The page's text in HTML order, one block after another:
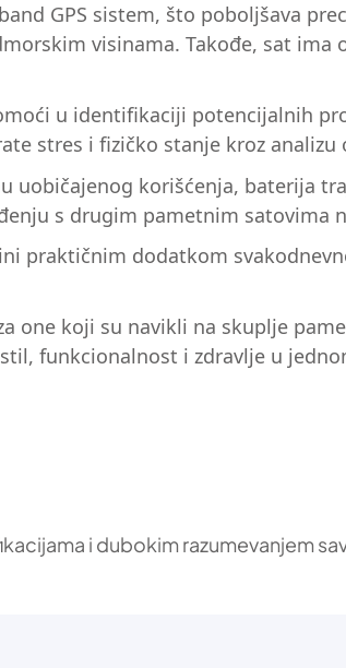
GPS sistem, što poboljšava
visinama. Takođe, sat ima
u identifikaciji potencijalnih
stres i fizičko stanje kroz analizu
uobičajenog korišćenja, baterija
s drugim pametnim satovima
praktičnim dodatkom
one koji su navikli na skuplje
funkcionalnost i zdravlje u
i dubokim razumevanjem